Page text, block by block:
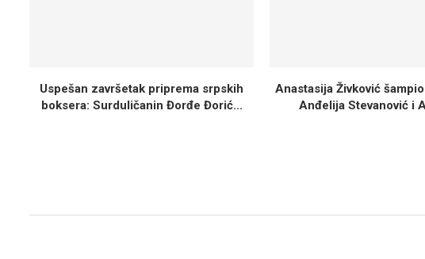
Uspešan završetak priprema srpskih
boksera: Surduličanin Đorđe Đorić...
Anastasija Živković
Anđelija Stevanović i